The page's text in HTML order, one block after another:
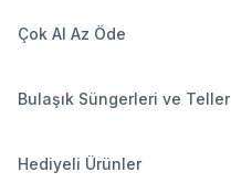
Çok Al Az Öde
Bulaşık Süngerleri ve Teller
Hediyeli Ürünler